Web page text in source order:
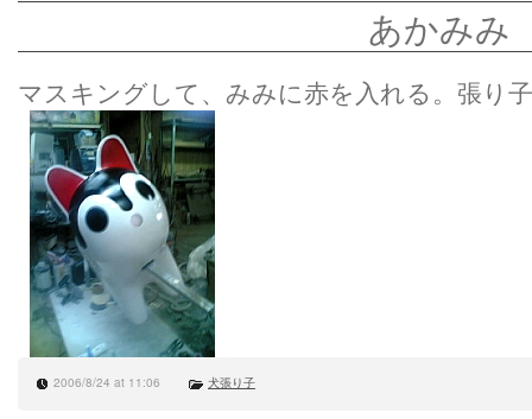
あかみみ
マスキングして、みみに赤を入れる。張り
2006/8/24 at 11:06 犬張り子